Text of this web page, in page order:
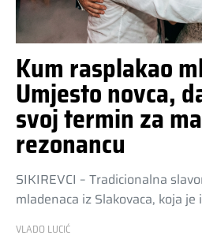
Kum rasplakao
Umjesto novca,
svoj termin za
rezonancu
SIKIREVCI – Tradicionalna
mladenaca iz Slakovaca, koja
VLADO LUCIĆ